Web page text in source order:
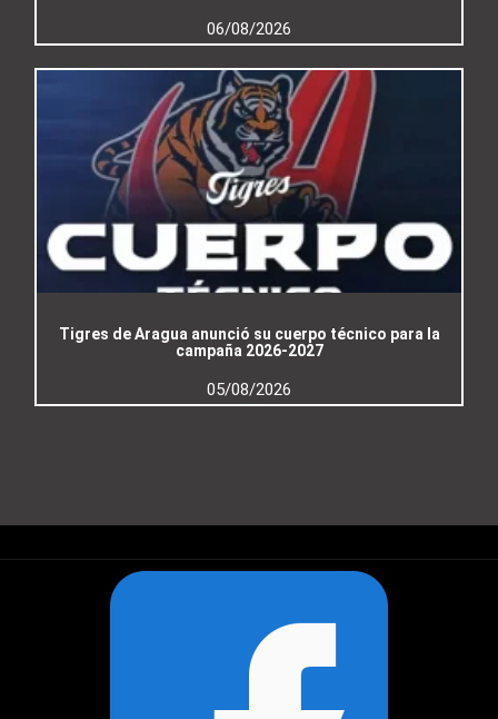
06/08/2026
Tigres de Aragua anunció su cuerpo técnico para la
campaña 2026-2027
05/08/2026